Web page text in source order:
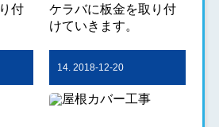
付
ケラバに板金を取り付
けていきます。
14. 2018-12-20